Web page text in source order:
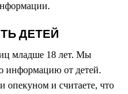
ДЕТЕЙ
младше 18 лет. Мы
информацию от детей.
опекуном и считаете, что